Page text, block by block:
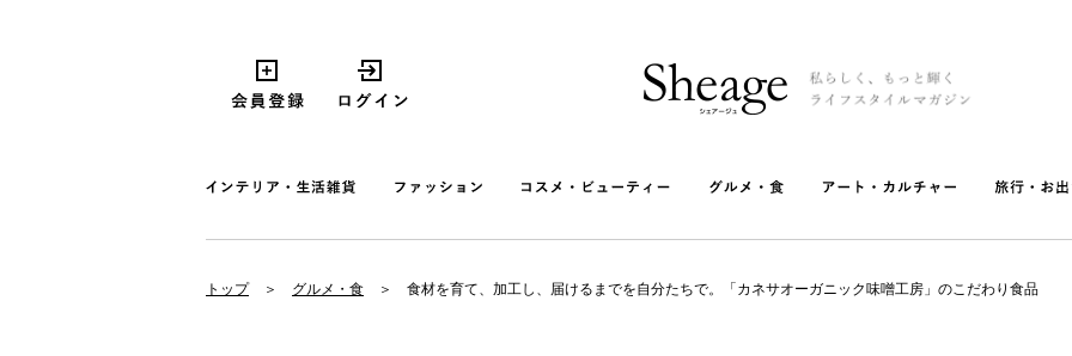
トップ グルメ・食 食材を育て、加工し、届けるまでを自分たちで。「カネサオーガニック味噌工房」のこだわり食品